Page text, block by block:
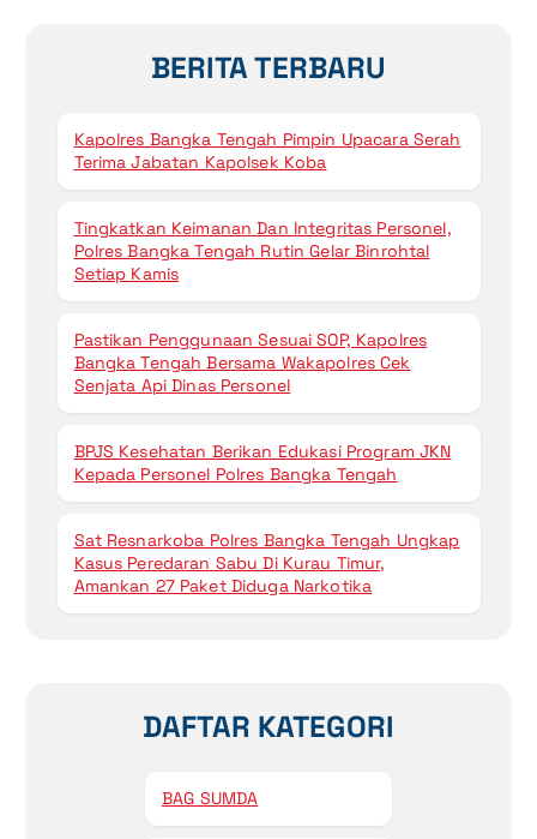
BERITA TERBARU
Kapolres Bangka Tengah Pimpin Upacara Serah
Terima Jabatan Kapolsek Koba
Tingkatkan Keimanan Dan Integritas Personel,
Polres Bangka Tengah Rutin Gelar Binrohtal
Setiap Kamis
Pastikan Penggunaan Sesuai SOP, Kapolres
Bangka Tengah Bersama Wakapolres Cek
Senjata Api Dinas Personel
BPJS Kesehatan Berikan Edukasi Program JKN
Kepada Personel Polres Bangka Tengah
Sat Resnarkoba Polres Bangka Tengah Ungkap
Kasus Peredaran Sabu Di Kurau Timur,
Amankan 27 Paket Diduga Narkotika
DAFTAR KATEGORI
BAG SUMDA